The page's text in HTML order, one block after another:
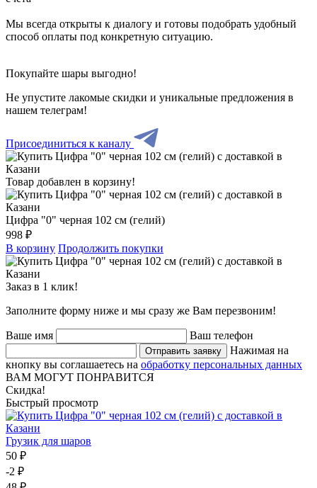
Мы всегда открыты к диалогу и готовы подобрать удобный
способ оплаты под конкретную ситуацию.
Покупайте шары выгодно!
Не упустите лакомые скидки и уникальные предложения в
нашем телеграм!
Присоединиться к каналу
Товар добавлен в корзину!
Цифра "0" черная 102 см (гелий)
998 ₽
В корзину Продолжить покупки
Заказ в 1 клик!
Заполните форму ниже и мы сразу же Вам перезвоним!
Ваше имя Ваш телефон
Отправить заявку
Нажимая на
кнопку вы соглашаетесь на обработку персональных данных
ВАМ МОГУТ ПОНРАВИТСЯ
Скидка!
Быстрый просмотр
Грузик для шаров
50 ₽
-2 ₽